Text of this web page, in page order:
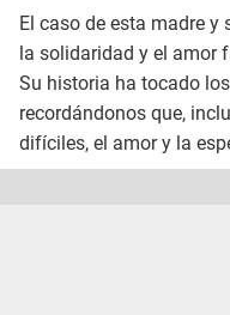
El caso de esta madre
la solidaridad y el amor
Su historia ha tocado
recordándonos que,
difíciles, el amor y la